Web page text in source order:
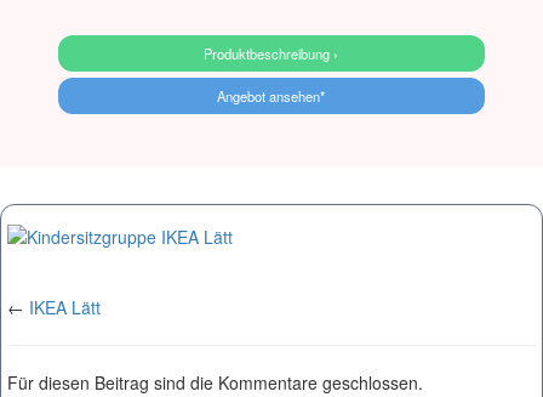
Produktbeschreibung ›
Angebot ansehen*
← IKEA Lätt
Für diesen Beitrag sind die Kommentare geschlossen.